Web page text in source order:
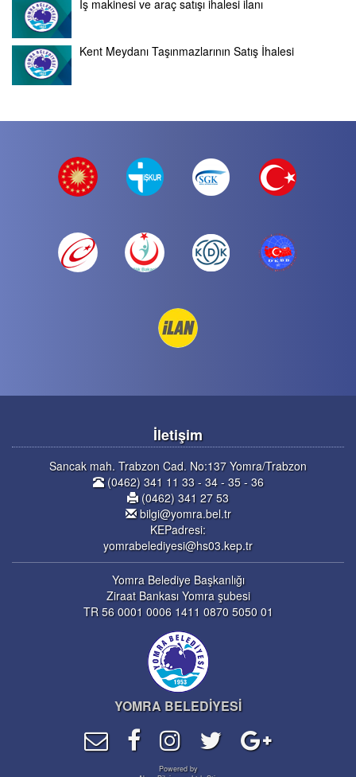
İş makinesi ve araç satışı ihalesi ilanı
Kent Meydanı Taşınmazlarının Satış İhalesi
İletişim
Sancak mah. Trabzon Cad. No:137 Yomra/Trabzon
(0462) 341 11 33 - 34 - 35 - 36
(0462) 341 27 53
bilgi@yomra.bel.tr
KEPadresi:
yomrabelediyesi@hs03.kep.tr
Yomra Belediye Başkanlığı
Ziraat Bankası Yomra şubesi
TR 56 0001 0006 1411 0870 5050 01
YOMRA BELEDİYESİ
Powered by